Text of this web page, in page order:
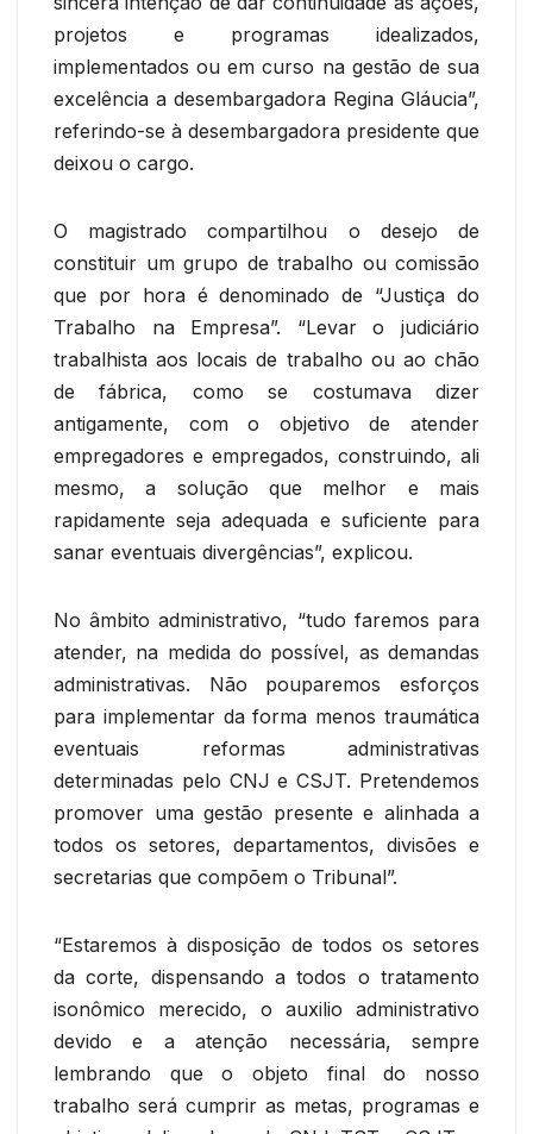
projetos e programas idealizados,
implementados ou em curso na gestão de sua
excelência a desembargadora Regina Gláucia”,
referindo-se à desembargadora presidente que
deixou o cargo.
O magistrado compartilhou o desejo de
constituir um grupo de trabalho ou comissão
que por hora é denominado de “Justiça do
Trabalho na Empresa”. “Levar o judiciário
trabalhista aos locais de trabalho ou ao chão
de fábrica, como se costumava dizer
antigamente, com o objetivo de atender
empregadores e empregados, construindo, ali
mesmo, a solução que melhor e mais
rapidamente seja adequada e suficiente para
sanar eventuais divergências”, explicou.
No âmbito administrativo, “tudo faremos para
atender, na medida do possível, as demandas
administrativas. Não pouparemos esforços
para implementar da forma menos traumática
eventuais reformas administrativas
determinadas pelo CNJ e CSJT. Pretendemos
promover uma gestão presente e alinhada a
todos os setores, departamentos, divisões e
secretarias que compõem o Tribunal”.
“Estaremos à disposição de todos os setores
da corte, dispensando a todos o tratamento
isonômico merecido, o auxilio administrativo
devido e a atenção necessária, sempre
lembrando que o objeto final do nosso
trabalho será cumprir as metas, programas e